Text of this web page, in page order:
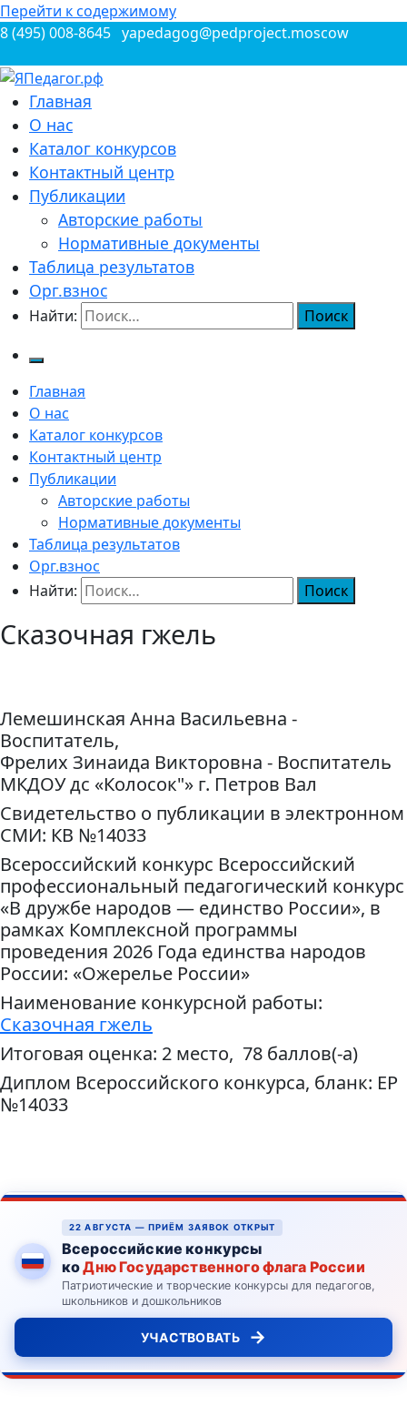
Перейти к содержимому
8 (495) 008-8645 yapedagog@pedproject.moscow
ЯПедагог.рф
Всероссийские конкурсы для педагогов
Главная
О нас
Каталог конкурсов
Контактный центр
Публикации
Авторские работы
Нормативные документы
Таблица результатов
Орг.взнос
Найти:
Главная
О нас
Каталог конкурсов
Контактный центр
Публикации
Авторские работы
Нормативные документы
Таблица результатов
Орг.взнос
Найти:
Сказочная гжель
Лемешинская Анна Васильевна -
Воспитатель,
Фрелих Зинаида Викторовна - Воспитатель
МКДОУ дс «Колосок"» г. Петров Вал
Свидетельство о публикации в электронном
СМИ: КВ №14033
Всероссийский конкурс Всероссийский
профессиональный педагогический конкурс
«В дружбе народов — единство России», в
рамках Комплексной программы
проведения 2026 Года единства народов
России: «Ожерелье России»
Наименование конкурсной работы:
Сказочная гжель
Итоговая оценка: 2 место, 78 баллов(-а)
Диплом Всероссийского конкурса, бланк: ЕР
№14033
22 АВГУСТА — ПРИЁМ ЗАЯВОК ОТКРЫТ
Всероссийские конкурсы
коДню Государственного флага России
Патриотические и творческие конкурсы для педагогов,
школьников и дошкольников
УЧАСТВОВАТЬ →